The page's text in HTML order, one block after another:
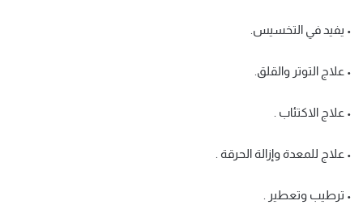
• يفيد في التخسيس.
• علاج التوتر والقلق.
• علاج الاكتئاب .
• علاج للمعدة وإزالة الحرقة .
• ترطيب وتعطير .